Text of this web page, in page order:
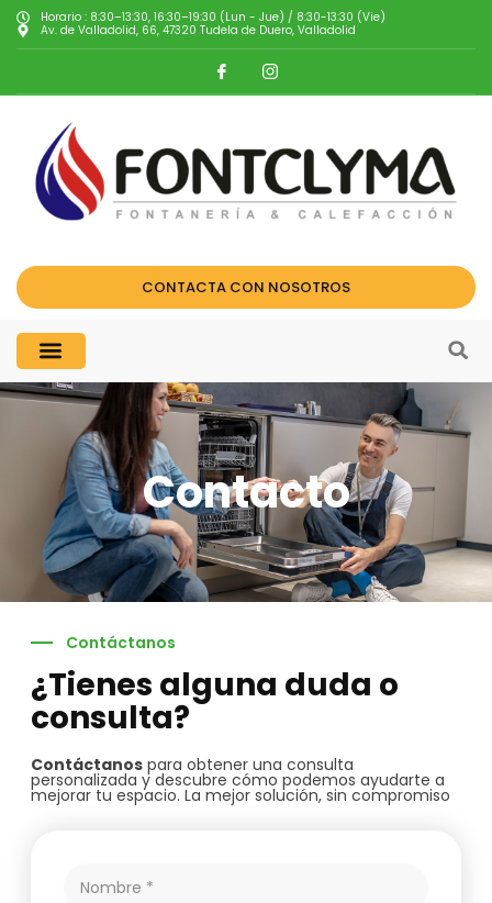
Horario : 8:30–13:30, 16:30–19:30 (Lun - Jue) / 8:30-13:30 (Vie)
Av. de Valladolid, 66, 47320 Tudela de Duero, Valladolid
CONTACTA CON NOSOTROS
Contacto
Contáctanos
¿Tienes alguna duda o
consulta?
Contáctanos para obtener una consulta
personalizada y descubre cómo podemos ayudarte a
mejorar tu espacio. La mejor solución, sin compromiso